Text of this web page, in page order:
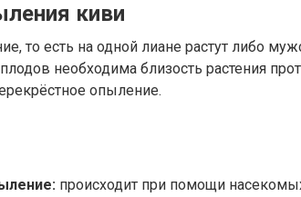
киви
то есть на одной лиане растут либо
необходима близость растения
опыление.
происходит при помощи